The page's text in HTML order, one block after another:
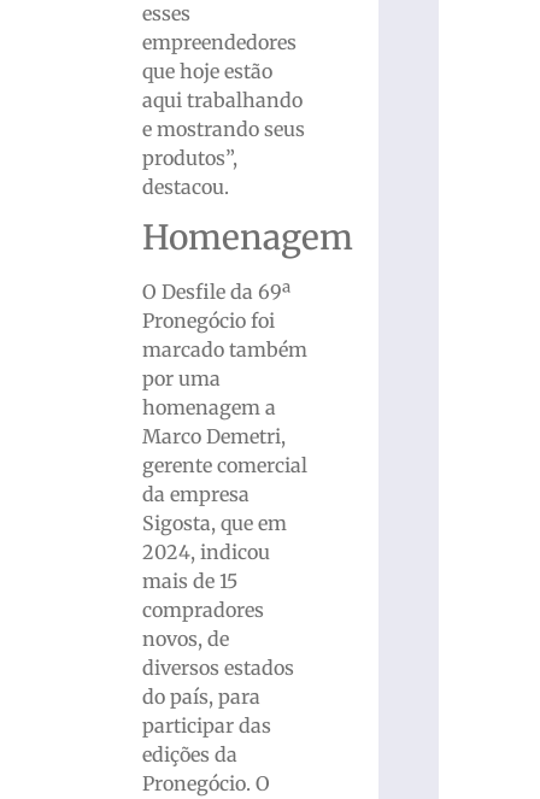
esses
empreendedores
que hoje estão
aqui trabalhando
e mostrando seus
produtos”,
destacou.
Homenagem
O Desfile da 69ª
Pronegócio foi
marcado também
por uma
homenagem a
Marco Demetri,
gerente comercial
da empresa
Sigosta, que em
2024, indicou
mais de 15
compradores
novos, de
diversos estados
do país, para
participar das
edições da
Pronegócio. O